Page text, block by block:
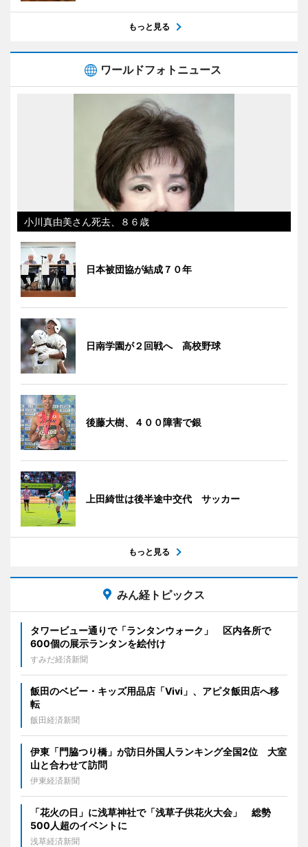
もっと見る
ワールドフォトニュース
小川真由美さん死去、８６歳
日本被団協が結成７０年
日南学園が２回戦へ 高校野球
後藤大樹、４００障害で銀
上田綺世は後半途中交代 サッカー
もっと見る
みん経トピックス
タワービュー通りで「ランタンウォーク」 区内各所で
600個の展示ランタンを絵付け
すみだ経済新聞
飯田のベビー・キッズ用品店「Vivi」、アピタ飯田店へ移
転
飯田経済新聞
伊東「門脇つり橋」が訪日外国人ランキング全国2位 大室
山と合わせて訪問
伊東経済新聞
「花火の日」に浅草神社で「浅草子供花火大会」 総勢
500人超のイベントに
浅草経済新聞